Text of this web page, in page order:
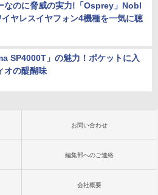
なのに脅威の実力!「Osprey」Nobl
ヤレスイヤフォン4機種を一気に聴
SP4000T」の魅力！ポケットに入
オの醍醐味
お問い合わせ
編集部へのご連絡
会社概要